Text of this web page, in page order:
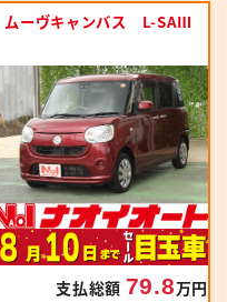
ムーヴキャンバス L-SAⅢ
支払総額 79.8万円